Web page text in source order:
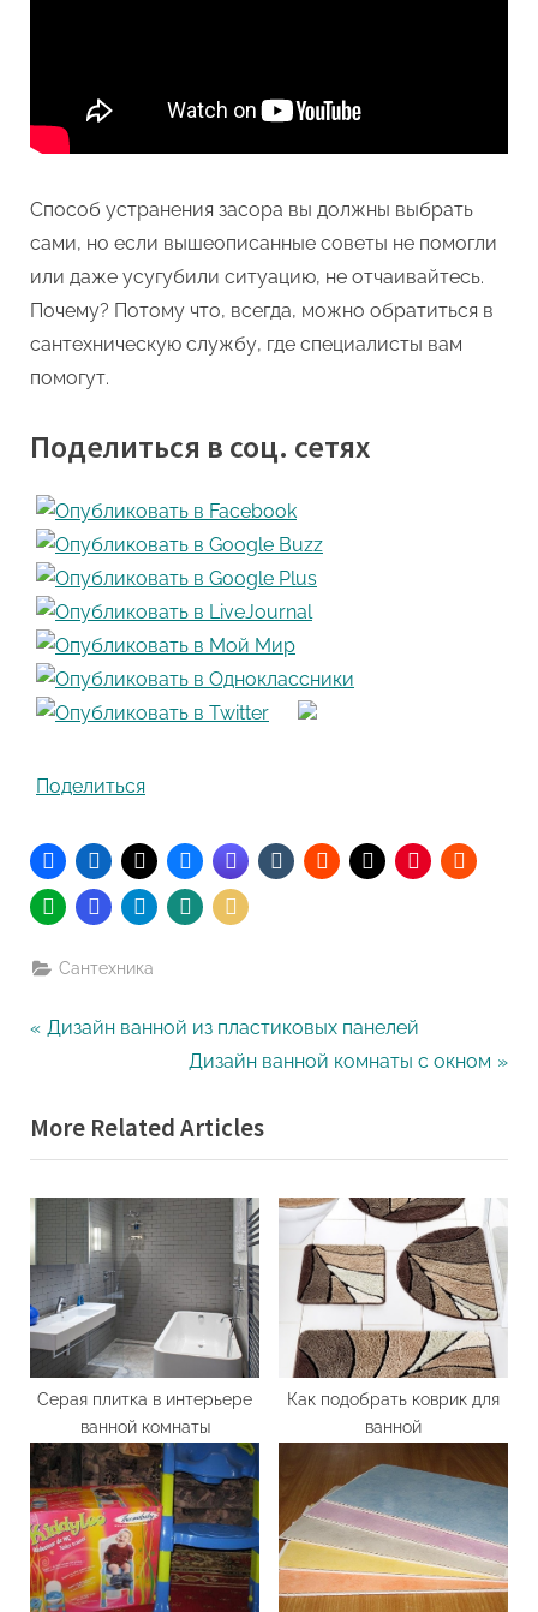
Способ устранения засора вы должны выбрать
сами, но если вышеописанные советы не помогли
или даже усугубили ситуацию, не отчаивайтесь.
Почему? Потому что, всегда, можно обратиться в
сантехническую службу, где специалисты вам
помогут.
Поделиться в соц. сетях
Поделиться
Сантехника
Навигация
записям
P
v
i
o
s
P
o
s
t
Дизайн ванной из пластиковых панелей
N
x
t
P
s
Дизайн ванной комнаты с окном
More Related Articles
Серая плитка в интерьере
ванной комнаты
Как подобрать коврик для
ванной